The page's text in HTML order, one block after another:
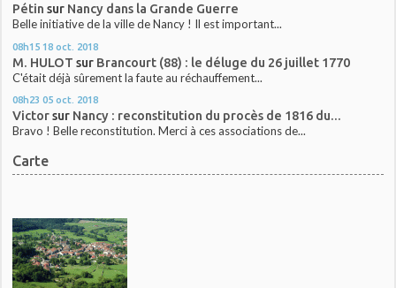
Pétin sur Nancy dans la Grande Guerre
Belle initiative de la ville de Nancy ! Il est important...
08h15 18 oct. 2018
M. HULOT sur Brancourt (88) : le déluge du 26 juillet 1770
C'était déjà sûrement la faute au réchauffement...
08h23 05 oct. 2018
Victorsur Nancy : reconstitution du procès de 1816 du...
Bravo ! Belle reconstitution. Merci à ces associations de...
Carte